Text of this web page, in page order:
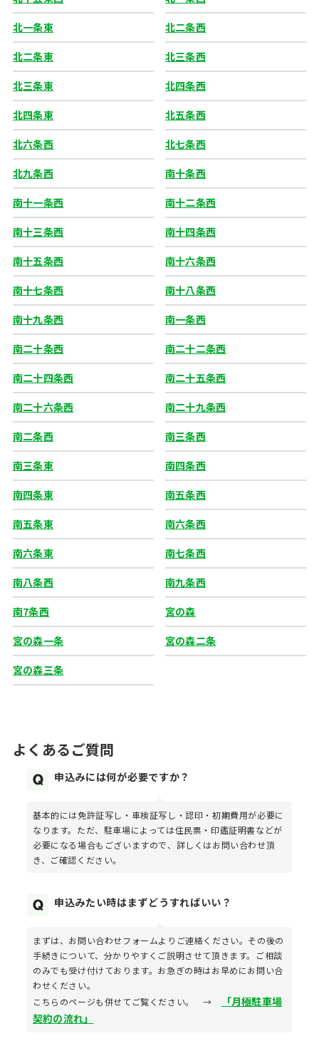
北一条東 北二条西
北二条東 北三条西
北三条東 北四条西
北四条東 北五条西
北六条西 北七条西
北九条西 南十条西
南十一条西 南十二条西
南十三条西 南十四条西
南十五条西 南十六条西
南十七条西 南十八条西
南十九条西 南一条西
南二十条西 南二十二条西
南二十四条西 南二十五条西
南二十六条西 南二十九条西
南二条西 南三条西
南三条東 南四条西
南四条東 南五条西
南五条東 南六条西
南六条東 南七条西
南八条西 南九条西
南7条西 宮の森
宮の森一条 宮の森二条
宮の森三条
よくあるご質問
申込みには何が必要ですか？
基本的には免許証写し・車検証写し・認印・初期費用が必要に
なります。ただ、駐車場によっては住民票・印鑑証明書などが
必要になる場合もございますので、詳しくはお問い合わせ頂
き、ご確認ください。
申込みたい時はまずどうすればいい？
まずは、お問い合わせフォームよりご連絡ください。その後の
手続きについて、分かりやすくご説明させて頂きます。ご相談
のみでも受け付けております。お急ぎの時はお早めにお問い合
わせください。
こちらのページも併せてご覧ください。 →
「月極駐車場
契約の流れ」